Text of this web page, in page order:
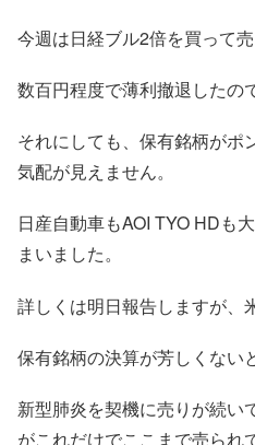
今週は日経ブル2倍を買って
数百円程度で薄利撤退したの
それにしても、保有銘柄がポ
気配が見えません。
日産自動車もAOI TYO HDも
まいました。
詳しくは明日報告しますが、
保有銘柄の決算が芳しくない
新型肺炎を契機に売りが続い
がこれだけでここまで売られ